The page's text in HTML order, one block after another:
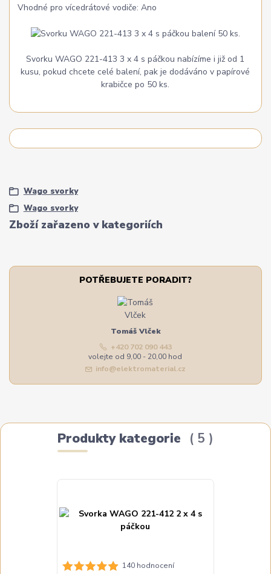
Vhodné pro vícedrátové vodiče: Ano
Svorku WAGO 221-413 3 x 4 s páčkou nabízíme i již od 1
kusu, pokud chcete celé balení, pak je dodáváno v papírové
krabičce po 50 ks.
Zboží zařazeno v kategoriích
Wago svorky
Wago svorky
POTŘEBUJETE PORADIT?
Tomáš Vlček
+420 702 090 443
volejte od 9,00 - 20,00 hod
info@elektromaterial.cz
Produkty kategorie 5
140 hodnocení